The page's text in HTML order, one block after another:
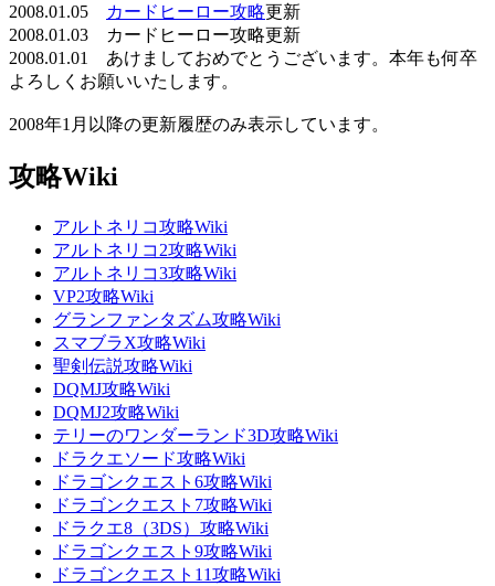
2008.01.05
カードヒーロー攻略更新
2008.01.03 カードヒーロー攻略更新
2008.01.01 あけましておめでとうございます。本年も何卒
よろしくお願いいたします。
2008年1月以降の更新履歴のみ表示しています。
攻略Wiki
アルトネリコ攻略Wiki
アルトネリコ2攻略Wiki
アルトネリコ3攻略Wiki
VP2攻略Wiki
グランファンタズム攻略Wiki
スマブラX攻略Wiki
聖剣伝説攻略Wiki
DQMJ攻略Wiki
DQMJ2攻略Wiki
テリーのワンダーランド3D攻略Wiki
ドラクエソード攻略Wiki
ドラゴンクエスト6攻略Wiki
ドラゴンクエスト7攻略Wiki
ドラクエ8（3DS）攻略Wiki
ドラゴンクエスト9攻略Wiki
ドラゴンクエスト11攻略Wiki